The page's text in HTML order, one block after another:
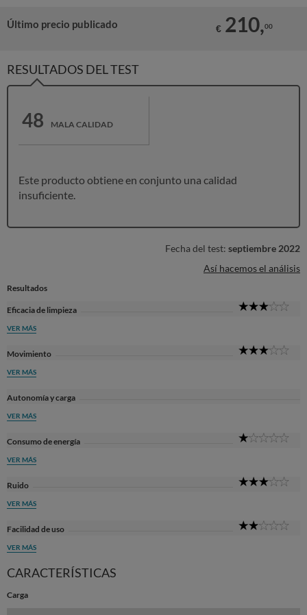
Último precio publicado € 210,00
RESULTADOS DEL TEST
48 MALA CALIDAD
Este producto obtiene en conjunto una calidad
insuficiente.
Fecha del test: septiembre 2022
Así hacemos el análisis
Resultados
Eficacia de limpieza
VER MÁS
Movimiento
VER MÁS
Autonomía y carga
VER MÁS
Consumo de energía
VER MÁS
Ruido
VER MÁS
Facilidad de uso
VER MÁS
CARACTERÍSTICAS
Carga